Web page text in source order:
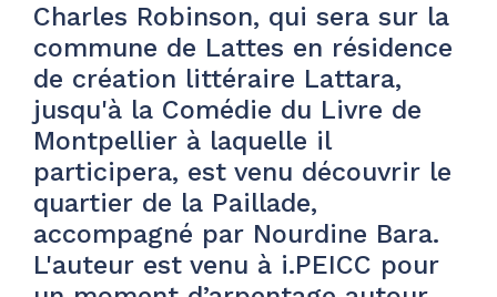
Charles Robinson, qui sera sur la
commune de Lattes en résidence
de création littéraire Lattara,
jusqu'à la Comédie du Livre de
Montpellier à laquelle il
participera, est venu découvrir le
quartier de la Paillade,
accompagné par Nourdine Bara.
L'auteur est venu à i.PEICC pour